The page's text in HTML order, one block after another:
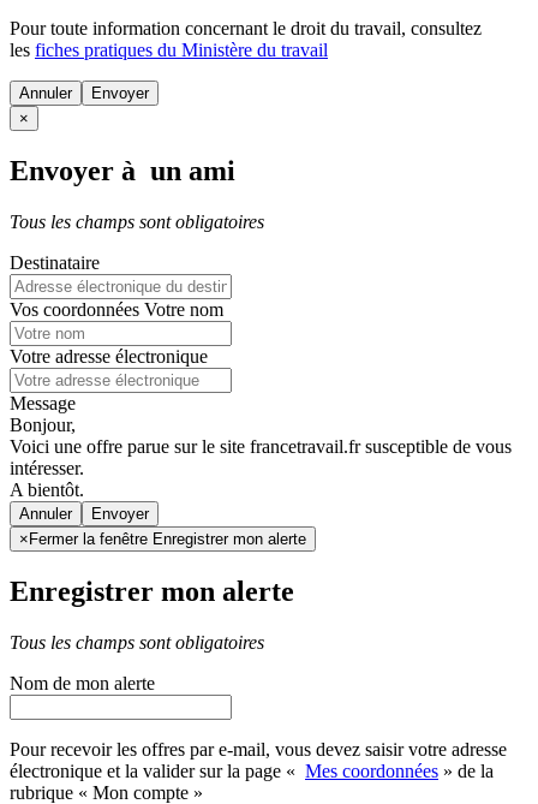
Pour toute information concernant le droit du travail, consultez
les fiches pratiques du Ministère du travail
Annuler
×
Envoyer à un ami
Tous les champs sont obligatoires
Destinataire
Vos coordonnées Votre nom
Votre adresse électronique
Message
Bonjour,
Voici une offre parue sur le site francetravail.fr susceptible de vous
intéresser.
A bientôt.
Annuler
× Fermer la fenêtre Enregistrer mon alerte
Enregistrer mon alerte
Tous les champs sont obligatoires
Nom de mon alerte
Pour recevoir les offres par e-mail, vous devez saisir votre adresse
électronique et la valider sur la page « Mes coordonnées » de la
rubrique « Mon compte »